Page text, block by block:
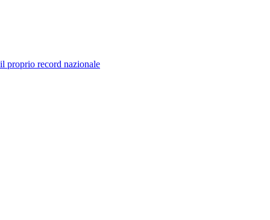
proprio record nazionale